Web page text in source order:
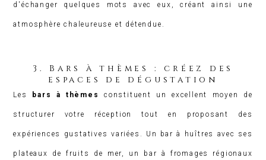
d'échanger quelques mots avec eux, créant ainsi une
atmosphère chaleureuse et détendue.
3. Bars à thèmes : créez des
espaces de dégustation
Les bars à thèmes constituent un excellent moyen de
structurer votre réception tout en proposant des
expériences gustatives variées. Un bar à huîtres avec ses
plateaux de fruits de mer, un bar à fromages régionaux